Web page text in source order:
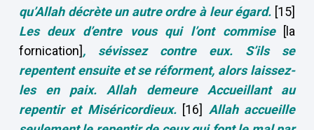
qu’Allah décrète un autre ordre à leur égard. [15]
Les deux d’entre vous qui l’ont commise [la
fornication], sévissez contre eux. S’ils se
repentent ensuite et se réforment, alors laissez-
les en paix. Allah demeure Accueillant au
repentir et Miséricordieux.[16] Allah accueille